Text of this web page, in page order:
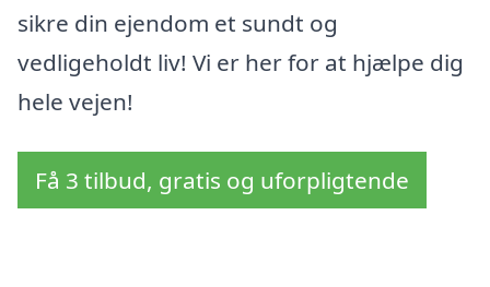
sikre din ejendom et sundt og
vedligeholdt liv! Vi er her for at hjælpe dig
hele vejen!
Få 3 tilbud, gratis og uforpligtende